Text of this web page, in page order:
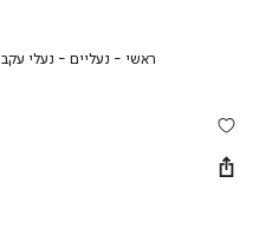
ראשי ראשינעליים נעליים
נעלי עקב